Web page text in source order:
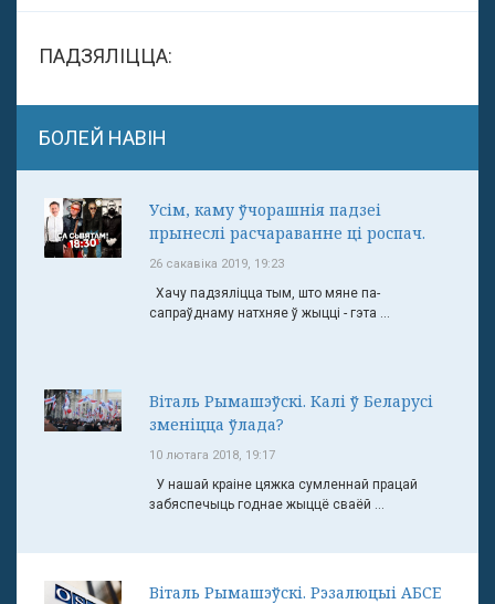
ПАДЗЯЛІЦЦА:
БОЛЕЙ НАВІН
Усім, каму ўчорашнія падзеі
прынеслі расчараванне ці роспач.
26 сакавіка 2019, 19:23
Хачу падзяліцца тым, што мяне па-
сапраўднаму натхняе ў жыцці - гэта ...
Віталь Рымашэўскі. Калі ў Беларусі
зменіцца ўлада?
10 лютага 2018, 19:17
У нашай краіне цяжка сумленнай працай
забяспечыць годнае жыццё сваёй ...
Віталь Рымашэўскі. Рэзалюцыі АБСЕ